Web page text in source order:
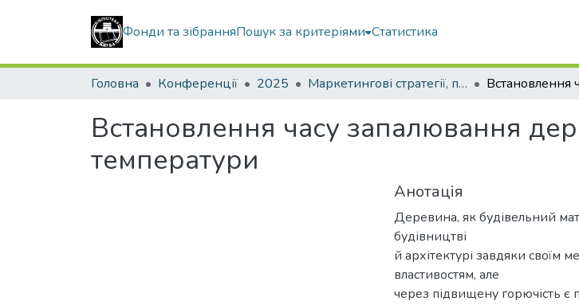
Фонди та зібранняПошук за критеріями Статистика
Головна Конференції 2025 Маркетингові стратегії, підприємництво і торгівля: сучасний стан, напрямки розвитку
Встановлення часу запалювання
температури
Анотація
Деревина, як будівельний
будівництві
й архітектурі завдяки своїм
властивостям, але
через підвищену горючість